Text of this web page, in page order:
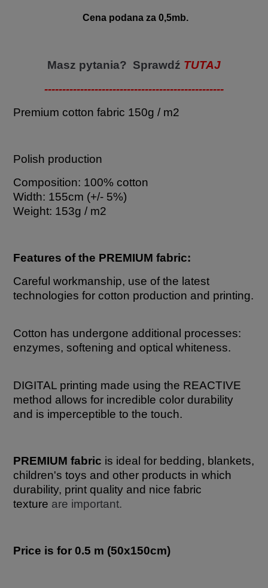
Cena podana za 0,5mb.
Masz pytania? Sprawdź TUTAJ
--------------------------------------------------
Premium cotton fabric 150g / m2
Polish production
Composition: 100% cotton
Width: 155cm (+/- 5%)
Weight: 153g / m2
Features of the PREMIUM fabric:
Careful workmanship, use of the latest
technologies for cotton production and printing.
Cotton has undergone additional processes:
enzymes, softening and optical whiteness.
DIGITAL printing made using the REACTIVE
method allows for incredible color durability
and is imperceptible to the touch.
PREMIUM fabric is ideal for bedding, blankets,
children's toys and other products in which
durability, print quality and nice fabric
texture are important.
Price is for 0.5 m (50x150cm)